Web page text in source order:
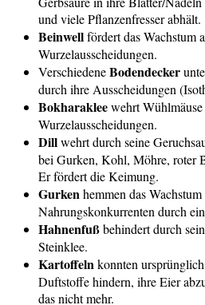
und viele Pflanzenfresser abhält.
Beinwellfördert das Wachstum
Wurzelausscheidungen.
VerschiedeneBodendecker
durch ihre Ausscheidungen
Bokharakleewehrt
Wurzelausscheidungen.
Dillwehrt durch seine
bei Gurken, Kohl, Möhre, roter
Er fördert die Keimung.
Gurkenhemmen das
Nahrungskonkurrenten durch
Hahnenfußbehindert durch
Steinklee.
Kartoffelnkonnten
Duftstoffe hindern, ihre Eier
das nicht mehr.